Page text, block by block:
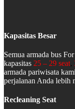
Kapasitas Besar
Semua armada bus
kapasitas 25 – 29 seat,
armada pariwisata
perjalanan Anda lebih
Recleaning Seat